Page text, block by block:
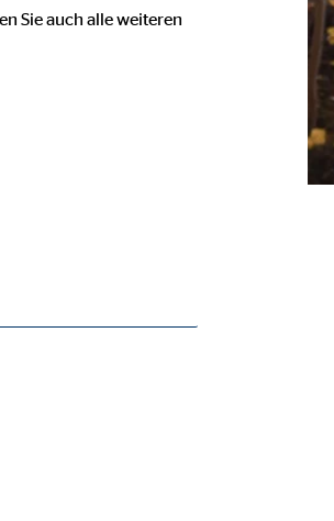
Sie auch alle weiteren
Deaktivierung kann die